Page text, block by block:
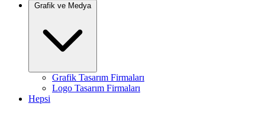
Grafik ve Medya
Grafik Tasarım Firmaları
Logo Tasarım Firmaları
Hepsi